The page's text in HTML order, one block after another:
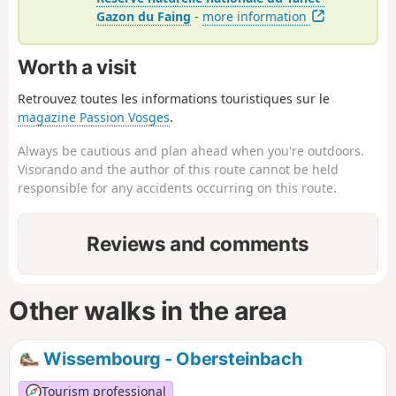
Gazon du Faing - more information
Worth a visit
Retrouvez toutes les informations touristiques sur le
magazine Passion Vosges.
Always be cautious and plan ahead when you're outdoors.
Visorando and the author of this route cannot be held
responsible for any accidents occurring on this route.
Reviews and comments
Other walks in the area
Wissembourg - Obersteinbach
Tourism professional